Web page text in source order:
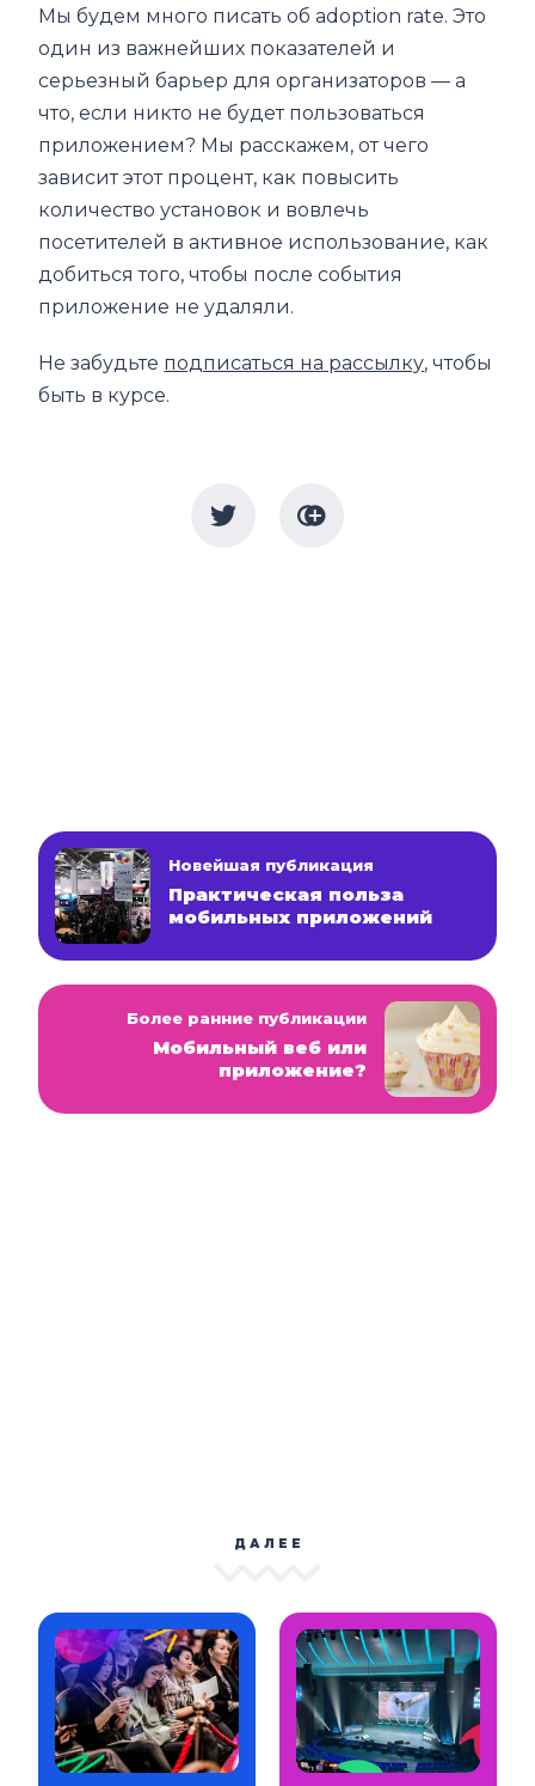
Мы будем много писать об adoption rate. Это
один из важнейших показателей и
серьезный барьер для организаторов — а
что, если никто не будет пользоваться
приложением? Мы расскажем, от чего
зависит этот процент, как повысить
количество установок и вовлечь
посетителей в активное использование, как
добиться того, чтобы после события
приложение не удаляли.
Не забудьте подписаться на рассылку, чтобы
быть в курсе.
Новейшая публикация
Практическая польза
мобильных приложений
Более ранние публикации
Мобильный веб или
приложение?
ДАЛЕЕ